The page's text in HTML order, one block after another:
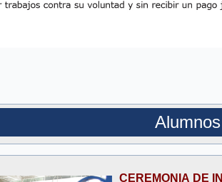
Alumnos
CEREMONIA DE